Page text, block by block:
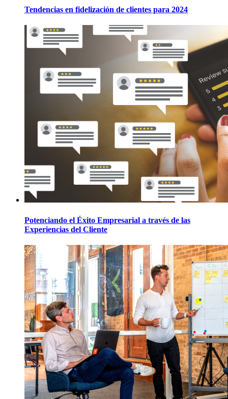
Tendencias en fidelización de clientes para 2024
Potenciando el Éxito Empresarial a través de las
Experiencias del Cliente